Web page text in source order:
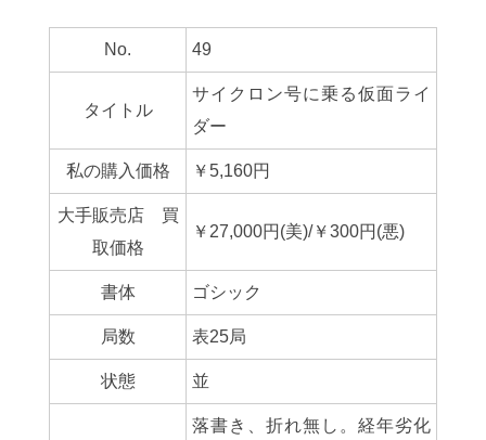
No. 49
タイトル
サイクロン号に乗る仮面ライ
ダー
私の購入価格 ￥5,160円
大手販売店 買
取価格
￥27,000円(美)/￥300円(悪)
書体 ゴシック
局数 表25局
状態 並
落書き、折れ無し。経年劣化